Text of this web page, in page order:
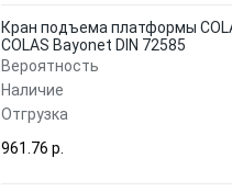
Кран подъема платформы
COLAS Bayonet DIN 72585
Вероятность
Наличие
Отгрузка
961.76 p.